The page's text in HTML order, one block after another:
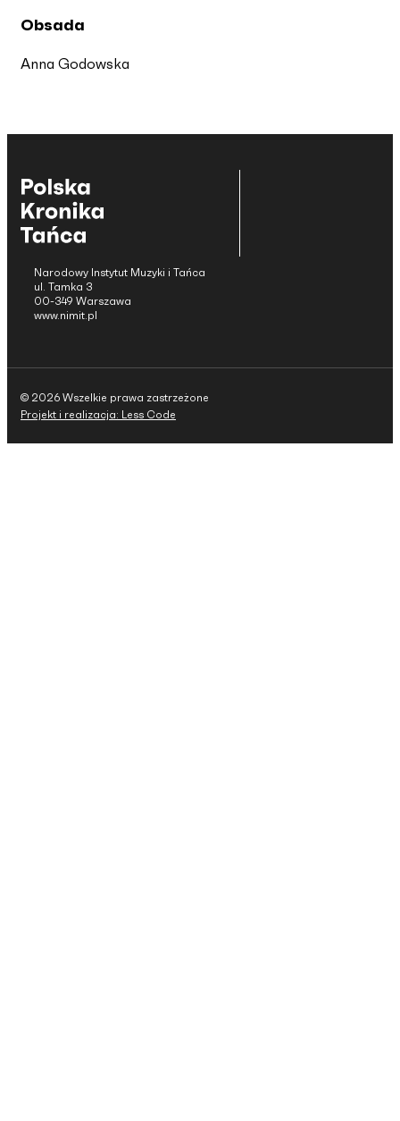
Obsada
Anna Godowska
Narodowy Instytut Muzyki i Tańca
ul. Tamka 3
00-349 Warszawa
www.nimit.pl
© 2026 Wszelkie prawa zastrzeżone
Projekt i realizacja: Less Code